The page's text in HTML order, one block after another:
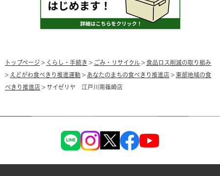
トップページ > くらし・手続き > ごみ・リサイクル > 食品ロス削減の取り組み
> えどがわ食べきり推進運動 > あなたのまちの食べきり推進店 > 東部地域の食
べきり推進店 > サイゼリヤ 江戸川南篠崎店